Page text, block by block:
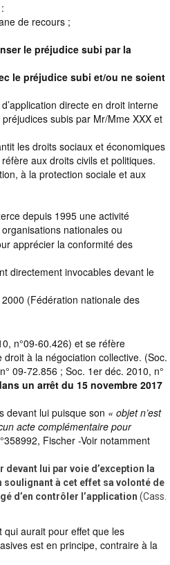
de recours ;
le préjudice subi par la
le préjudice subi et/ou ne soient
directe en droit interne
subis par Mr/Mme XXX et
les droits sociaux et économiques
aux droits civils et politiques.
à la protection sociale et aux
depuis 1995 une activité
nationales ou
apprécier la conformité des
directement invocables devant le
2000 (Fédération nationale des
n°09-60.426) et se réfère
à la négociation collective. (Soc.
09-72.856 ; Soc. 1er déc. 2010, n°
un arrêt du 15 novembre 2017
devant lui puisque son « objet n’est
acte complémentaire pour
Fischer -Voir notamment
lui par voie d’exception la
soulignant à cet effet sa volonté de
d’en contrôler l’application (Cass.
aurait pour effet que les
est en principe, contraire à la